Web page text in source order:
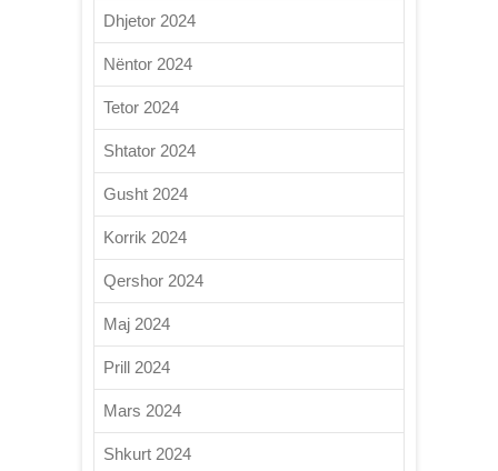
Dhjetor 2024
Nëntor 2024
Tetor 2024
Shtator 2024
Gusht 2024
Korrik 2024
Qershor 2024
Maj 2024
Prill 2024
Mars 2024
Shkurt 2024